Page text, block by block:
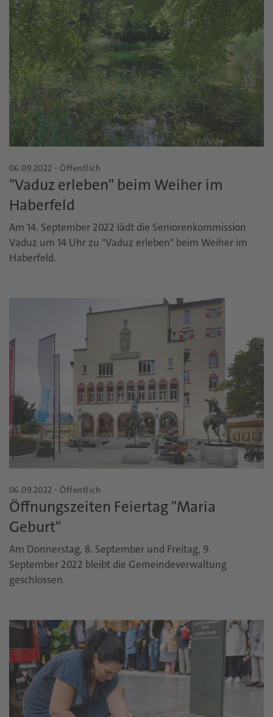
06.09.2022 - Öffentlich
"Vaduz erleben" beim Weiher im
Haberfeld
Am 14. September 2022 lädt die Seniorenkommission
Vaduz um 14 Uhr zu "Vaduz erleben" beim Weiher im
Haberfeld.
06.09.2022 - Öffentlich
Öffnungszeiten Feiertag "Maria
Geburt"
Am Donnerstag, 8. September und Freitag, 9.
September 2022 bleibt die Gemeindeverwaltung
geschlossen.